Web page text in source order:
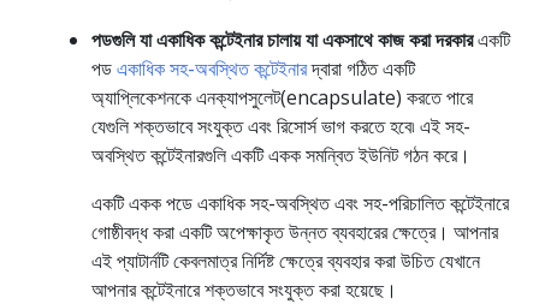
পডগুলি যা একাধিক কন্টেইনার চালায় যা একসাথে কাজ করা দরকারএকটি
পডএকাধিক সহ-অবস্থিত কন্টেইনারদ্বারা গঠিত একটি
অ্যাপ্লিকেশনকে এনক্যাপসুলেট(encapsulate) করতে পারে
যেগুলি শক্তভাবে সংযুক্ত এবং রিসোর্স ভাগ করতে হবে৷ এই সহ-
অবস্থিত কন্টেইনারগুলি একটি একক সমন্বিত ইউনিট গঠন করে।
একটি একক পডে একাধিক সহ-অবস্থিত এবং সহ-পরিচালিত কন্টেইনারে
গোষ্ঠীবদ্ধ করা একটি অপেক্ষাকৃত উন্নত ব্যবহারের ক্ষেত্রে। আপনার
এই প্যাটার্নটি কেবলমাত্র নির্দিষ্ট ক্ষেত্রে ব্যবহার করা উচিত যেখানে
আপনার কন্টেইনারে শক্তভাবে সংযুক্ত করা হয়েছে।